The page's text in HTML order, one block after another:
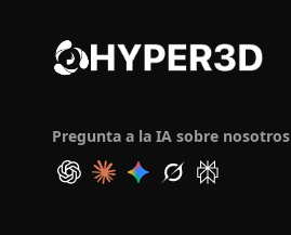
Pregunta a la IA sobre nosotros